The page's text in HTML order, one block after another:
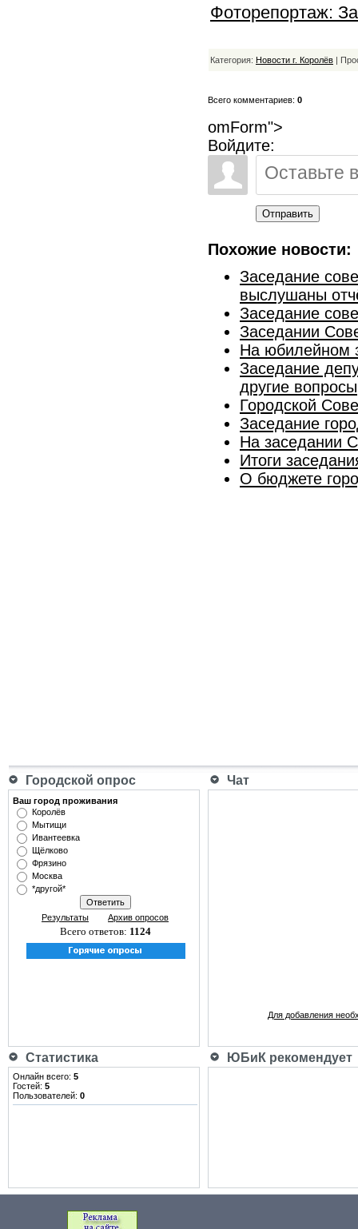
Фоторепортаж:
Категория: Новости г. Королёв |
Всего комментариев: 0
omForm">
Войдите:
Отправить
Похожие новости:
Заседание
выслушаны
Заседание
Заседании
На юбилейном
Заседание
другие вопросы
Городской
Заседание
На заседании
Итоги
О бюджете
Городской опрос Чат
Ваш город проживания
Королёв
Мытищи
Ивантеевка
Щёлково
Фрязино
Москва
*другой*
Результаты Архив опросов
Всего ответов: 1124
Для добавления
Статистика ЮБиК рекомендует
Онлайн всего: 5
Гостей: 5
Пользователей: 0